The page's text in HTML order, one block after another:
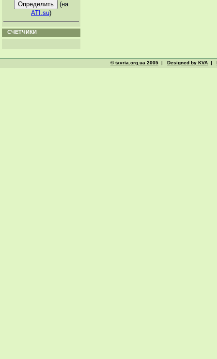
(на
ATI.su)
СЧЕТЧИКИ
© tavria.org.ua 2005 | Designed by KVA |